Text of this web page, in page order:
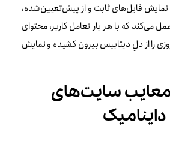
فایل‌های ثابت و از پیش‌تعیین‌شده،
می‌کند که با هر بار تعامل کاربر، محتوای
را از دلِ دیتابیس بیرون کشیده و نمایش
معایب سایت‌های
داینامیک